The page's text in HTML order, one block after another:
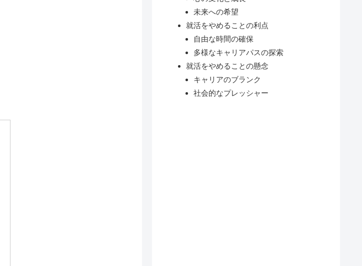
未来への希望
就活をやめることの利点
自由な時間の確保
多様なキャリアパスの探索
就活をやめることの懸念
キャリアのブランク
社会的なプレッシャー